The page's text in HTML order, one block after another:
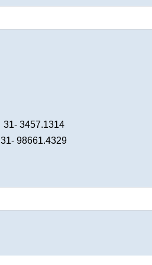
31- 3457.1314
31- 98661.4329